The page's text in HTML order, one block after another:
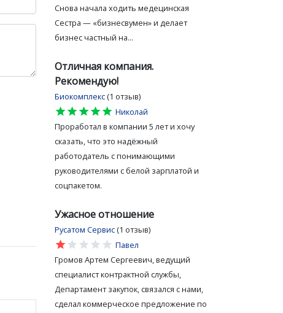
Снова начала ходить медецинская
Сестра — «бизнесвумен» и делает
бизнес частный на...
Отличная компания.
Рекомендую!
Биокомплекс (1 отзыв)
star
star
star
star
star
Николай
Проработал в компании 5 лет и хочу
сказать, что это надёжный
работодатель с понимающими
руководителями с белой зарплатой и
соцпакетом.
Ужасное отношение
Русатом Сервис (1 отзыв)
star
star
star
star
star
Павел
Громов Артем Сергеевич, ведущий
специалист контрактной службы,
Департамент закупок, связался с нами,
сделал коммерческое предложение по